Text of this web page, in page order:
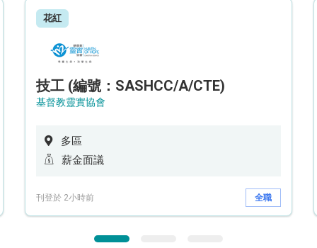
花紅
技工 (編號：SASHCC/A/CTE)
基督教靈實協會
多區
薪金面議
刊登於 2小時前 全職